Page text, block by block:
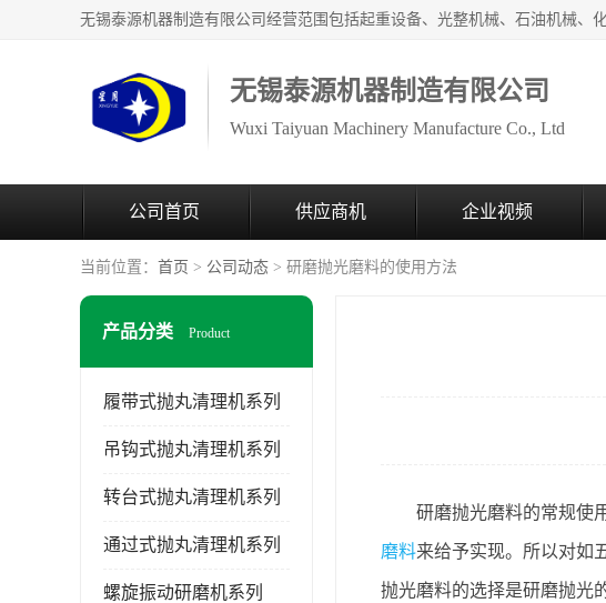
无锡泰源机器制造有限公司
Wuxi Taiyuan Machinery Manufacture Co., Ltd
公司首页 供应商机 企业视频
当前位置： 首页 > 公司动态 > 研磨抛光磨料的使用方法
产品分类 Product
履带式抛丸清理机系列
吊钩式抛丸清理机系列
转台式抛丸清理机系列
通过式抛丸清理机系列
螺旋振动研磨机系列
研磨抛光磨料的常规使
磨料来给予实现。所以对如
抛光磨料的选择是研磨抛光